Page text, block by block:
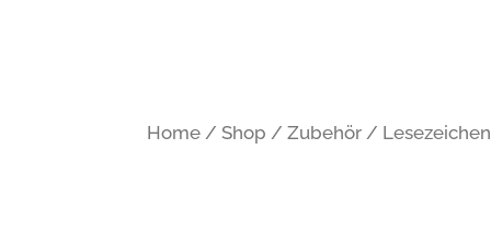
Home /Shop /Zubehör / Lesezeichen